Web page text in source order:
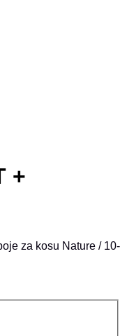
+
za kosu Nature / 10-